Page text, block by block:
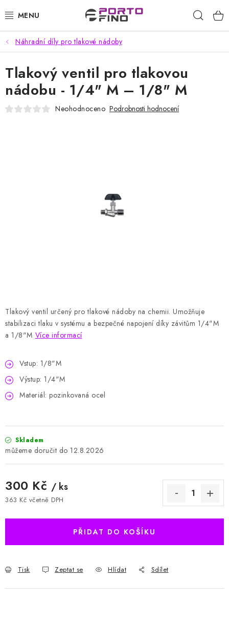
na
CHEMIE A PÉČE O VOZIDLA
PŘÍSLUŠENSTVÍ A ND K AUTOMYČKÁM
VYSOKOTLAKÉ A ČISTÍCÍ STROJE
CHEMIE - BEZKONTAKTNÍ MYČKY
Náhradní díly pro tlakové nádoby
Tlakový ventil určený pro tlakové nádoby na chemii. Umožňuje
stabilizaci tlaku v systému a bezpečné napojení díky závitům 1/4"M
a 1/8"M Více informací
Vstup: 1/8"M
Výstup: 1/4"M
Materiál: pozinkovaná ocel
Skladem
12.8.2026
300 Kč / ks
363 Kč včetně DPH
PŘIDAT DO KOŠÍKU
Tisk Zeptat se Hlídat Sdílet
Tlakový ventil pro tlakovou
nádobu - 1/4" M – 1/8" M
Neohodnoceno Podrobnosti hodnocení